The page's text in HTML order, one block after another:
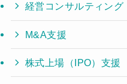
経営コンサルティング
M&A支援
株式上場（IPO）支援